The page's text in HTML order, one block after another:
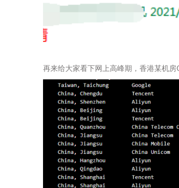
再来给大家看下网上高峰期，香港某机房